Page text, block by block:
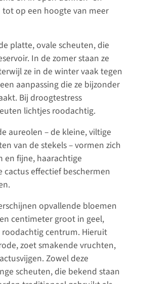
tot op een hoogte van meer
platte, ovale scheuten, die
In de zomer staan ze
ze in de winter vaak tegen
aanpassing die ze bijzonder
Bij droogtestress
lichtjes roodachtig.
aureolen – de kleine, viltige
van de stekels – vormen zich
en fijne, haarachtige
cactus effectief beschermen
opvallende bloemen
centimeter groot in geel,
centrum. Hieruit
zoet smakende vruchten,
Zowel deze
scheuten, die bekend staan